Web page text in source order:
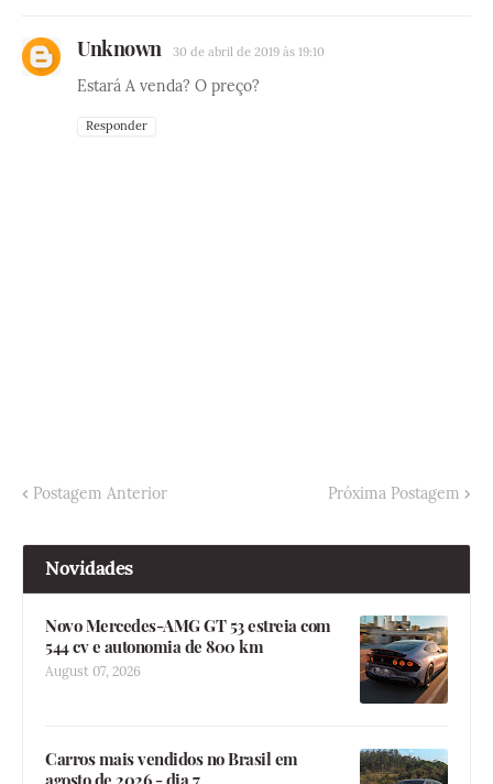
Unknown 30 de abril de 2019 às 19:10
Estará A venda? O preço?
Responder
Postagem Anterior Próxima Postagem
Novidades
Novo Mercedes-AMG GT 53 estreia com
544 cv e autonomia de 800 km
August 07, 2026
Carros mais vendidos no Brasil em
agosto de 2026 - dia 7